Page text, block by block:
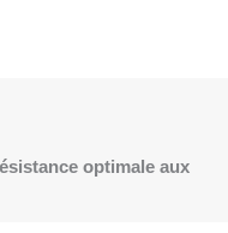
optimale aux